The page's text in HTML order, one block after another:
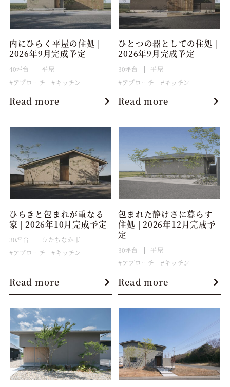
内にひらく平屋の住処 |
2026年9月完成予定
40坪台
平屋
アプローチ
キッチン
Read more
ひとつの器としての住処 |
2026年9月完成予定
30坪台
平屋
アプローチ
キッチン
Read more
ひらきと包まれが重なる
家 | 2026年10月完成予定
30坪台
ひたちなか市
アプローチ
キッチン
Read more
包まれた静けさに暮らす
住処 | 2026年12月完成予
定
30坪台
平屋
アプローチ
キッチン
Read more